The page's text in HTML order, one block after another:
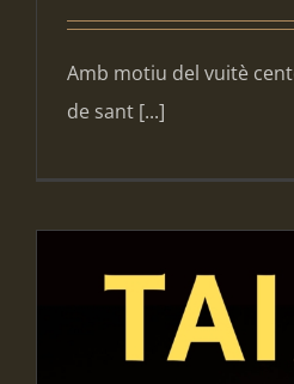
Amb motiu del vuitè
de sant [...]